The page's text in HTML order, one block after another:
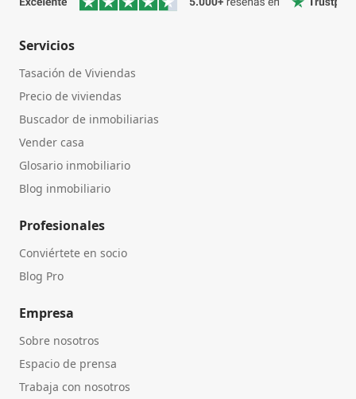
Servicios
Tasación de Viviendas
Precio de viviendas
Buscador de inmobiliarias
Vender casa
Glosario inmobiliario
Blog inmobiliario
Profesionales
Conviértete en socio
Blog Pro
Empresa
Sobre nosotros
Espacio de prensa
Trabaja con nosotros